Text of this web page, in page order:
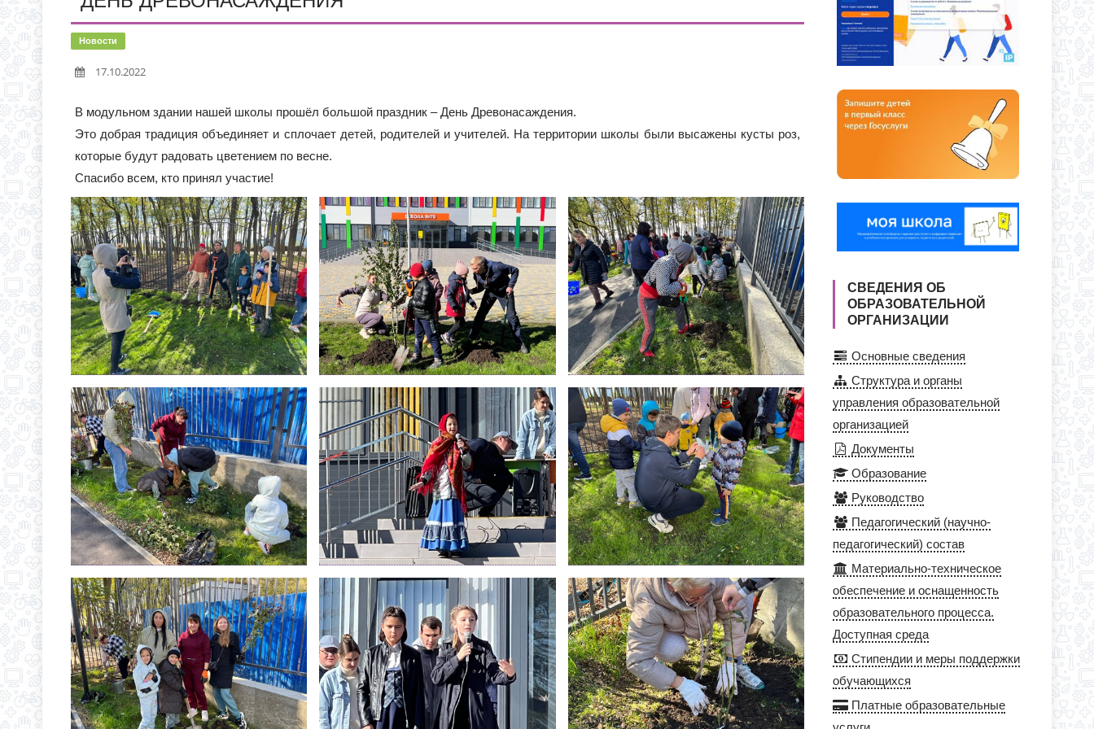
С 1 СЕНТЯБРЯ 2026 ГОДА В МБОУ «ШКОЛА № 75» ОТКРЫВАЮТСЯ КЛАССЫ ПОЛНОГО ДНЯ ПО АДРЕСУ: УЛ. Ю. ДУБИНИНА,
ВРЕМЯ ОТКРЫТИЯ ОБРАЗОВАТЕЛЬНЫХ ОРГАНИЗАЦИЙ РОСТОВСКОЙ ОБЛАСТИ ДЛЯ ПРИЕМА ЗАЯВЛЕНИЙ В 1 КЛАСС
Новости
17.10.2022
В модульном здании нашей школы прошёл большой праздник – День Древонасаждения.
Это добрая традиция объединяет и сплочает детей, родителей и учителей. На территории школы были высажены кусты роз,
которые будут радовать цветением по весне.
Спасибо всем, кто принял участие!
СВЕДЕНИЯ ОБ
ОБРАЗОВАТЕЛЬНОЙ
ОРГАНИЗАЦИИ
Основные сведения
Структура и органы
управления образовательной
организацией
Документы
Образование
Руководство
Педагогический (научно-
педагогический) состав
Материально-техническое
обеспечение и оснащенность
образовательного процесса.
Доступная среда
Стипендии и меры поддержки
обучающихся
Платные образовательные